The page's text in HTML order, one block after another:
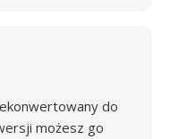
do
możesz go